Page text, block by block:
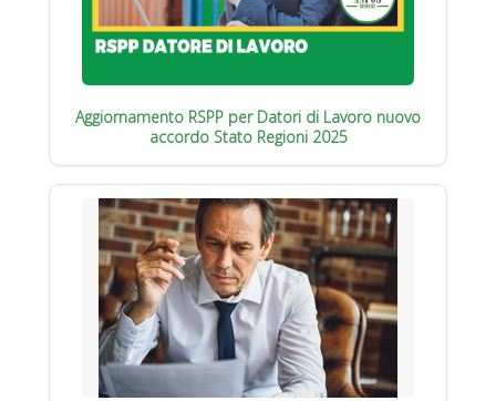
Aggiornamento RSPP per Datori di Lavoro nuovo
accordo Stato Regioni 2025